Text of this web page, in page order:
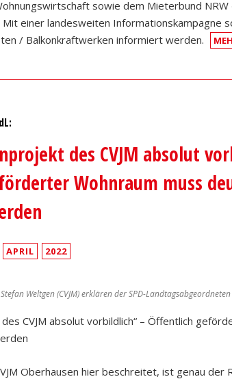
sowie dem Mieterbund NRW
einer landesweiten Informationskampagne
/ Balkonkraftwerken informiert werden.
des CVJM absolut
Wohnraum muss
APRIL 2022
Weltgen (CVJM) erklären der SPD-
CVJM absolut vorbildlich“ – Öffentlich
Oberhausen hier beschreitet, ist genau der